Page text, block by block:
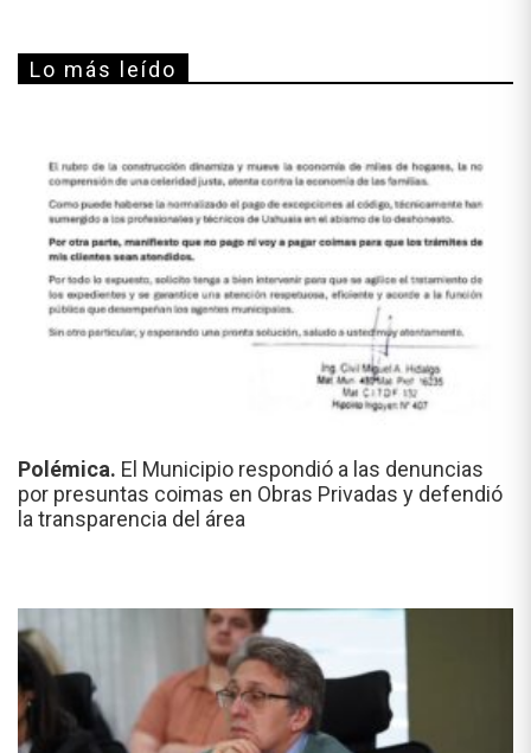
Lo más leído
Polémica. El Municipio respondió a las denuncias
por presuntas coimas en Obras Privadas y defendió
la transparencia del área